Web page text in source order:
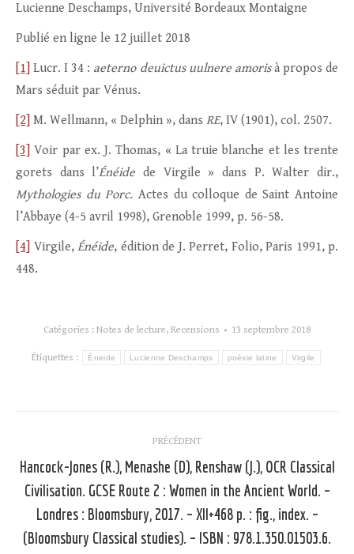
Lucienne Deschamps, Université Bordeaux Montaigne
Publié en ligne le 12 juillet 2018
[1] Lucr. I 34 : aeterno deuictus uulnere amorisà propos de
Mars séduit par Vénus.
[2] M. Wellmann, « Delphin », dans RE, IV (1901), col. 2507.
[3]
Voir par ex. J. Thomas, « La truie blanche et les trente
gorets dans l’Énéide de Virgile » dans P. Walter dir.,
Mythologies du Porc. Actes du colloque de Saint Antoine
l’Abbaye (4-5 avril 1998), Grenoble 1999, p. 56-58.
[4] Virgile, Énéide, édition de J. Perret, Folio, Paris 1991, p.
448.
Catégories : Notes de lecture, Recensions 13 septembre 2018
Étiquettes : Éneide Lucienne Deschamps poésie latine Virgile
article
PRÉCÉDENT
Article
précédent
:
Hancock-Jones (R.), Menashe (D), Renshaw (J.), OCR Classical
Civilisation. GCSE Route 2 : Women in the Ancient World. –
Londres : Bloomsbury, 2017. – XII+468 p. : fig., index. –
(Bloomsbury Classical studies). – ISBN : 978.1.350.01503.6.